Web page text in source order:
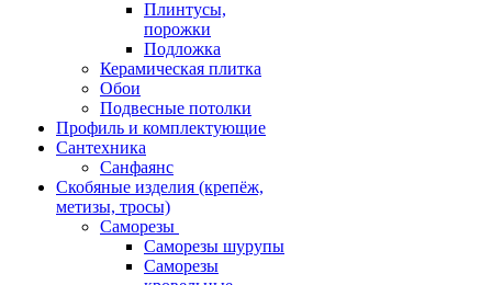
Плинтусы,
порожки
Подложка
Керамическая плитка
Обои
Подвесные потолки
Профиль и комплектующие
Сантехника
Санфаянс
Скобяные изделия (крепёж,
метизы, тросы)
Саморезы
Саморезы шурупы
Саморезы